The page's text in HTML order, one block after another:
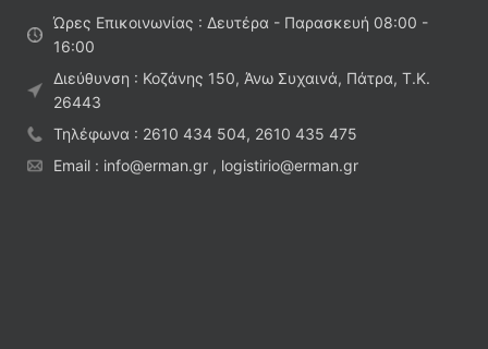
Ώρες Επικοινωνίας : Δευτέρα - Παρασκευή 08:00 -
16:00
Διεύθυνση : Κοζάνης 150, Άνω Συχαινά, Πάτρα, Τ.Κ.
26443
Τηλέφωνα : 2610 434 504, 2610 435 475
Email : info@erman.gr , logistirio@erman.gr